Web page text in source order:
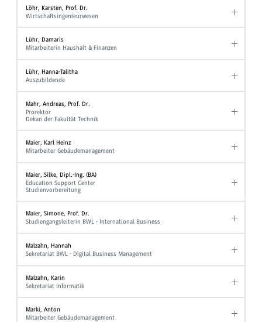
Löhr, Karsten, Prof. Dr.
Wirtschaftsingenieurwesen
Lühr, Damaris
Mitarbeiterin Haushalt & Finanzen
Lühr, Hanna-Talitha
Auszubildende
Mahr, Andreas, Prof. Dr.
Prorektor
Dekan der Fakultät Technik
Maier, Karl Heinz
Mitarbeiter Gebäudemanagement
Maier, Silke, Dipl.-Ing. (BA)
Education Support Center
Studienvorbereitung
Maier, Simone, Prof. Dr.
Studiengangsleiterin BWL - International Business
Malzahn, Hannah
Sekretariat BWL - Digital Business Management
Malzahn, Karin
Sekretariat Informatik
Marki, Anton
Mitarbeiter Gebäudemanagement